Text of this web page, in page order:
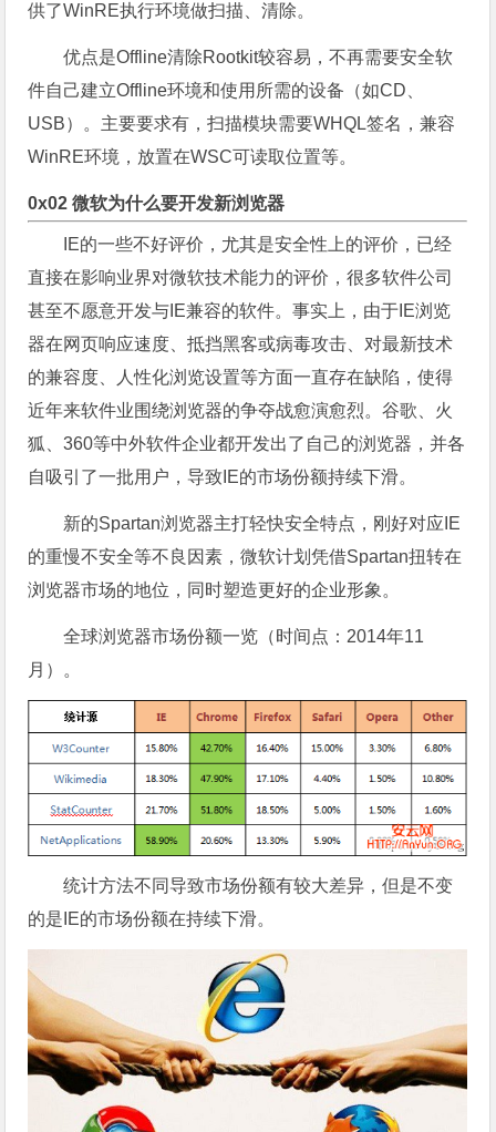
供了WinRE执行环境做扫描、清除。
优点是Offline清除Rootkit较容易，不再需要安全软
件自己建立Offline环境和使用所需的设备（如CD、
USB）。主要要求有，扫描模块需要WHQL签名，兼容
WinRE环境，放置在WSC可读取位置等。
0x02 微软为什么要开发新浏览器
IE的一些不好评价，尤其是安全性上的评价，已经
直接在影响业界对微软技术能力的评价，很多软件公司
甚至不愿意开发与IE兼容的软件。事实上，由于IE浏览
器在网页响应速度、抵挡黑客或病毒攻击、对最新技术
的兼容度、人性化浏览设置等方面一直存在缺陷，使得
近年来软件业围绕浏览器的争夺战愈演愈烈。谷歌、火
狐、360等中外软件企业都开发出了自己的浏览器，并各
自吸引了一批用户，导致IE的市场份额持续下滑。
新的Spartan浏览器主打轻快安全特点，刚好对应IE
的重慢不安全等不良因素，微软计划凭借Spartan扭转在
浏览器市场的地位，同时塑造更好的企业形象。
全球浏览器市场份额一览（时间点：2014年11
月）。
统计方法不同导致市场份额有较大差异，但是不变
的是IE的市场份额在持续下滑。